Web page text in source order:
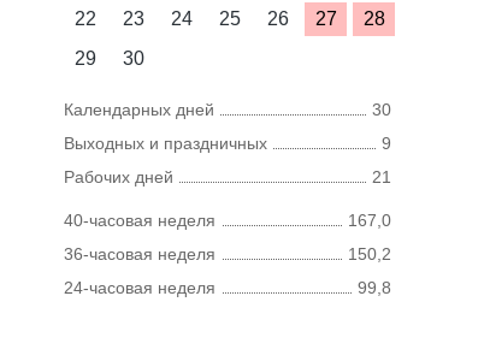
22
23 24 25 26 27
28
29
30
Календарных дней
30
Выходных и праздничных
9
Рабочих дней
21
40-часовая неделя
167,0
36-часовая неделя
150,2
24-часовая неделя
99,8